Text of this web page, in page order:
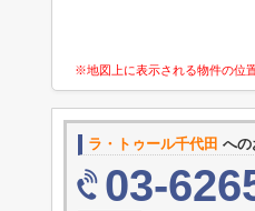
※地図上に表示される物件の位
ラ・トゥール千代田 へ
03-